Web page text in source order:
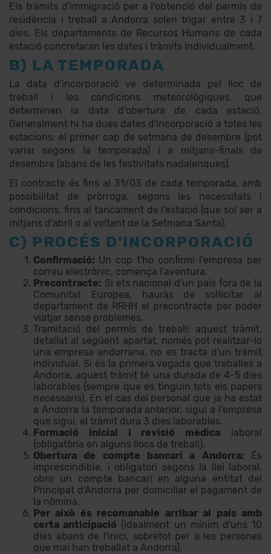
Els tràmits d'immigració per a l'obtenció del permís de
residència i treball a Andorra solen trigar entre 3 i 7
dies. Els departaments de Recursos Humans de cada
estació concretaran les dates i tràmits individualment.
B) LA TEMPORADA
La data d'incorporació ve determinada pel lloc de
treball i les condicions meteorològiques, que
determinen la data d'obertura de cada estació.
Generalment hi ha dues dates d'incorporació a totes les
estacions: el primer cap de setmana de desembre (pot
variar segons la temporada) i a mitjans-finals de
desembre (abans de les festivitats nadalenques).
El contracte és fins al 31/03 de cada temporada, amb
possibilitat de pròrroga, segons les necessitats i
condicions, fins al tancament de l'estació (que sol ser a
mitjans d'abril o al voltant de la Setmana Santa).
C) PROCÉS D'INCORPORACIÓ
Confirmació: Un cop t'ho confirmi l'empresa per
correu electrònic, comença l'aventura.
Precontracte: Si ets nacional d'un país fora de la
Comunitat Europea, hauràs de sol·licitar al
departament de RRHH el precontracte per poder
viatjar sense problemes.
Tramitació del permís de treball: aquest tràmit,
detallat al següent apartat, només pot realitzar-lo
una empresa andorrana, no es tracta d'un tràmit
individual. Si és la primera vegada que treballes a
Andorra, aquest tràmit té una durada de 4-5 dies
laborables (sempre que es tinguin tots els papers
necessaris). En el cas del personal que ja ha estat
a Andorra la temporada anterior, sigui a l'empresa
que sigui, el tràmit dura 3 dies laborables.
Formació inicial i revisió mèdica laboral
(obligatòria en alguns llocs de treball).
Obertura de compte bancari a Andorra: És
imprescindible, i obligatori segons la llei laboral,
obrir un compte bancari en alguna entitat del
Principat d'Andorra per domiciliar el pagament de
la nòmina.
Per això és recomanable arribar al país amb
certa anticipació (idealment un mínim d'uns 10
dies abans de l'inici, sobretot per a les persones
que mai han treballat a Andorra).